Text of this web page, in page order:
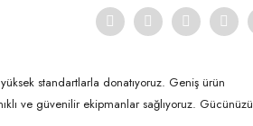
standartlarla donatıyoruz. Geniş ürün
ve güvenilir ekipmanlar sağlıyoruz. Gücünüzü